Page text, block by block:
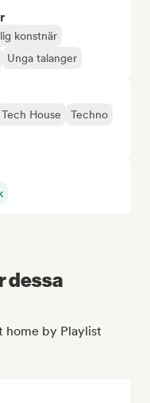
konstnär
Unga talanger
Tech House
Techno
dessa
home by Playlist